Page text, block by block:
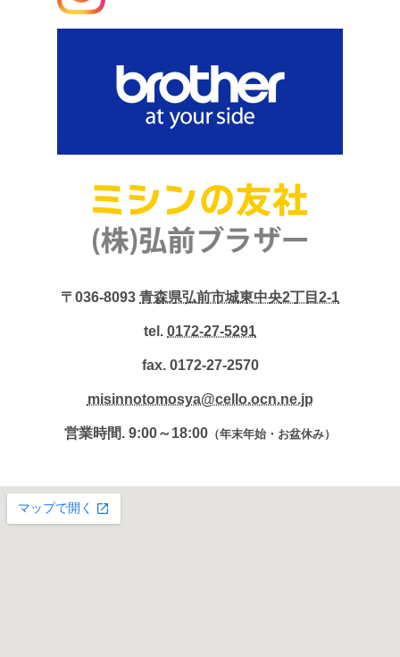
〒036-8093 青森県弘前市城東中央2丁目2-1
tel. 0172-27-5291
fax. 0172-27-2570
misinnotomosya@cello.ocn.ne.jp
営業時間. 9:00～18:00 （年末年始・お盆休み）